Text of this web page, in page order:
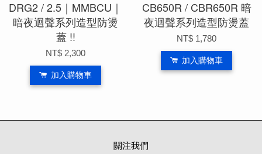
DRG2 / 2.5｜MMBCU｜
暗夜迴聲系列造型防燙
蓋 !!
NT$ 2,300
加入購物車
CB650R / CBR650R 暗
夜迴聲系列造型防燙蓋
NT$ 1,780
加入購物車
關注我們